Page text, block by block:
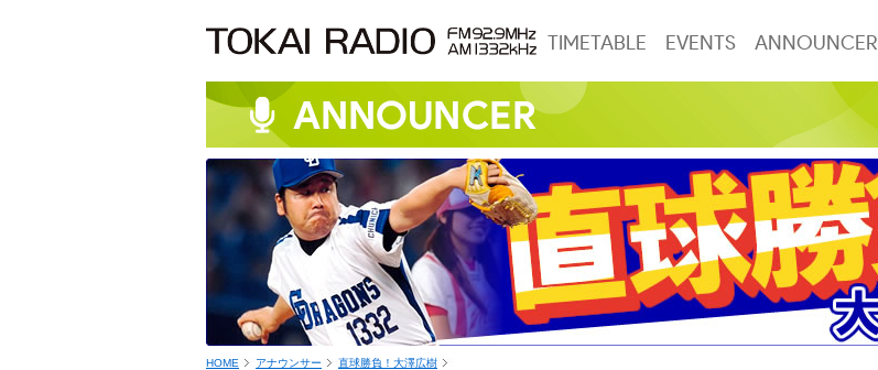
TIMETABLE EVENTS ANNOUNCER
HOME アナウンサー 直球勝負！大澤広樹